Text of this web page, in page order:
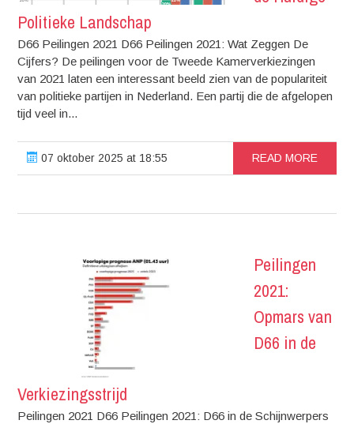
Politieke Landschap
D66 Peilingen 2021 D66 Peilingen 2021: Wat Zeggen De
Cijfers? De peilingen voor de Tweede Kamerverkiezingen
van 2021 laten een interessant beeld zien van de populariteit
van politieke partijen in Nederland. Een partij die de afgelopen
tijd veel in...
07 oktober 2025 at 18:55 READ MORE
Peilingen
2021:
Opmars van
D66 in de
Verkiezingsstrijd
Peilingen 2021 D66 Peilingen 2021: D66 in de Schijnwerpers